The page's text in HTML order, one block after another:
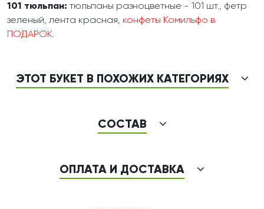
101 тюльпан: тюльпаны разноцветные - 101 шт., фетр
зеленый, лента красная, конфеты Комильфо в
ПОДАРОК.
ЭТОТ БУКЕТ В ПОХОЖИХ КАТЕГОРИЯХ
СОСТАВ
ОПЛАТА И ДОСТАВКА